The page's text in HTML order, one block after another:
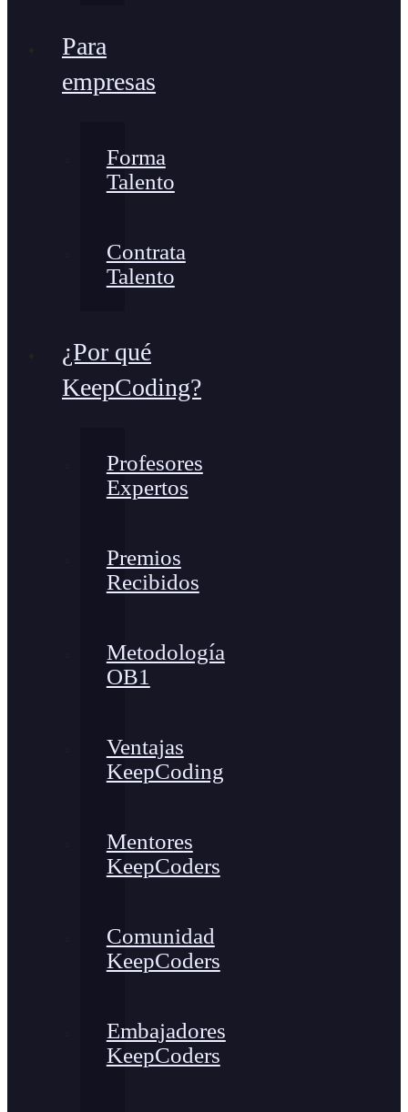
Para
empresas
Forma
Talento
Contrata
Talento
¿Por qué
KeepCoding?
Profesores
Expertos
Premios
Recibidos
Metodología
OB1
Ventajas
KeepCoding
Mentores
KeepCoders
Comunidad
KeepCoders
Embajadores
KeepCoders